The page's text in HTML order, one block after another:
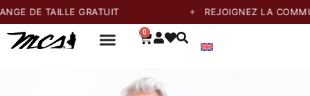
TAILLE GRATUIT REJOIGNEZ LA
0